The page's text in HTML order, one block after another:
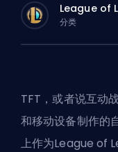
League of
分类
TFT，或者说互动
和移动设备制作的
上作为League of